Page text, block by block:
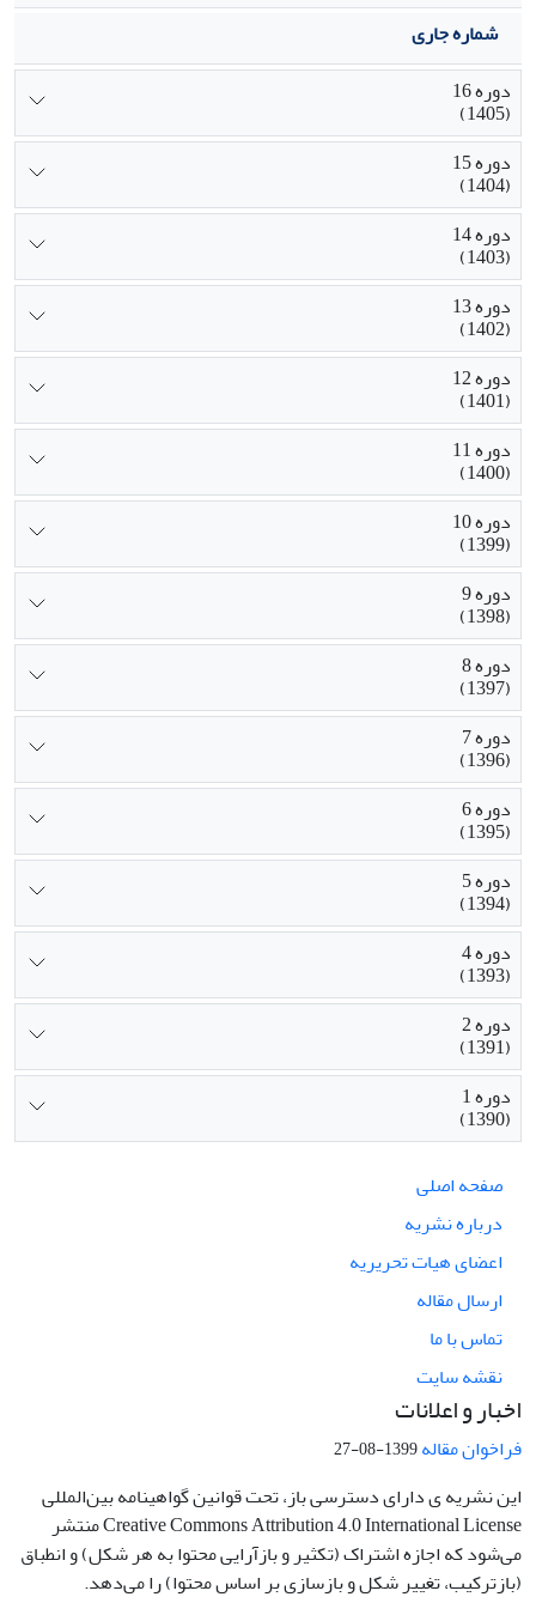
شماره جاری
دوره 16
(1405)
دوره 15
(1404)
دوره 14
(1403)
دوره 13
(1402)
دوره 12
(1401)
دوره 11
(1400)
دوره 10
(1399)
دوره 9
(1398)
دوره 8
(1397)
دوره 7
(1396)
دوره 6
(1395)
دوره 5
(1394)
دوره 4
(1393)
دوره 2
(1391)
دوره 1
(1390)
صفحه اصلی
درباره نشریه
اعضای هیات تحریریه
ارسال مقاله
تماس با ما
نقشه سایت
اخبار و اعلانات
فراخوان مقاله1399-08-27
این نشریه ی دارای دسترسی باز، تحت قوانین گواهینامه بین‌المللی
Creative Commons Attribution 4.0 International License منتشر
می‌شود که اجازه اشتراک (تکثیر و بازآرایی محتوا به هر شکل) و انطباق
(بازترکیب، تغییر شکل و بازسازی بر اساس محتوا) را می‌دهد.